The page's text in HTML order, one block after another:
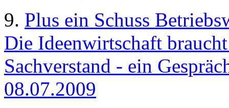
9. Plus ein Schuss
Die Ideenwirtschaft
Sachverstand - ein
08.07.2009